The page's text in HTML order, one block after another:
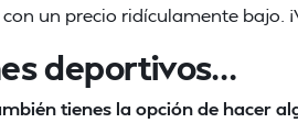
un precio ridículamente bajo.
deportivos…
tienes la opción de hacer